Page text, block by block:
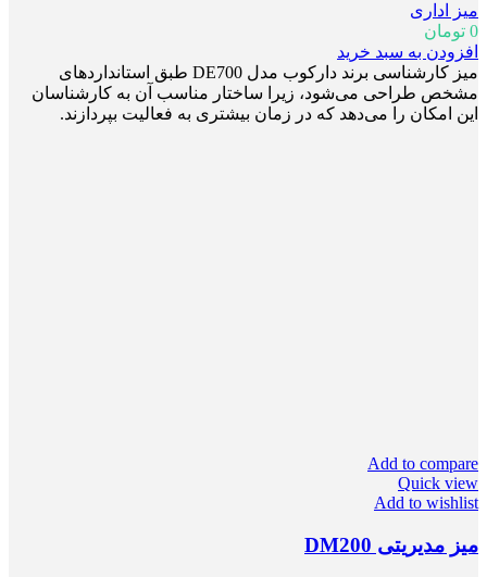
میز اداری
0 تومان
افزودن به سبد خرید
میز کارشناسی برند دارکوب مدل DE700 طبق استانداردهای
مشخص طراحی می‌شود، زیرا ساختار مناسب آن‌ به کارشناسان
این امکان را می‌دهد که در زمان بیشتری به فعالیت بپردازند.
Add to compare
Quick view
Add to wishlist
میز مدیریتی DM200